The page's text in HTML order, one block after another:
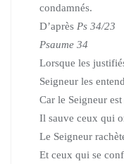
condamnés.
D’après Ps 34/23
Psaume 34
Lorsque les
Seigneur les
Car le Seigneur
Il sauve ceux qui
Le Seigneur
Et ceux qui se